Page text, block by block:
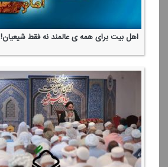
اهل بیت برای همه ی عالمند نه فقط شیعیان!